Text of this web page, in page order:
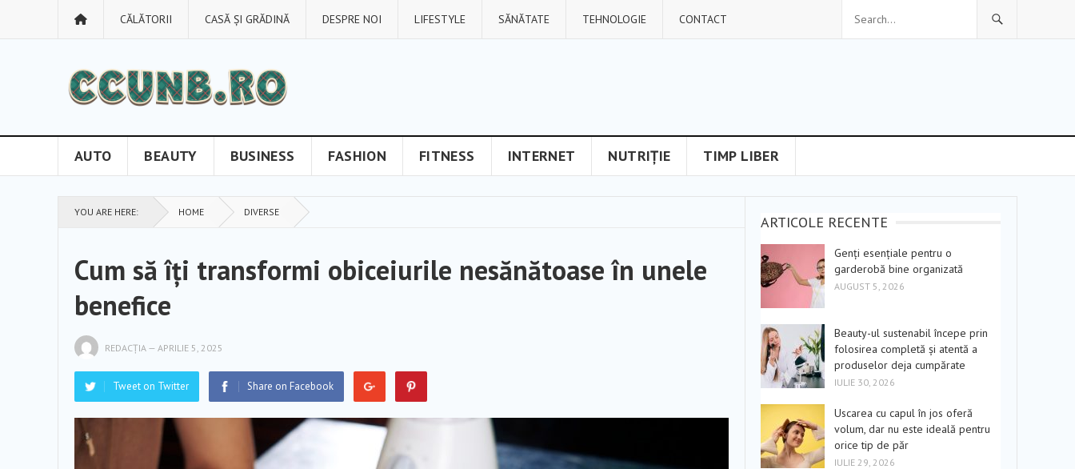
CĂLĂTORII CASĂ ȘI GRĂDINĂ DESPRE NOI LIFESTYLE SĂNĂTATE TEHNOLOGIE CONTACT
AUTO BEAUTY BUSINESS FASHION FITNESS INTERNET NUTRIȚIE TIMP LIBER
YOU ARE HERE: HOME DIVERSE
Cum să îți transformi obiceiurile nesănătoase în unele
benefice
REDACȚIA — APRILIE 5, 2025
Tweet on Twitter Share on Facebook
ARTICOLE RECENTE
Genți esențiale pentru o
garderobă bine organizată
AUGUST 5, 2026
Beauty-ul sustenabil începe prin
folosirea completă și atentă a
produselor deja cumpărate
IULIE 30, 2026
Uscarea cu capul în jos oferă
volum, dar nu este ideală pentru
orice tip de păr
IULIE 29, 2026